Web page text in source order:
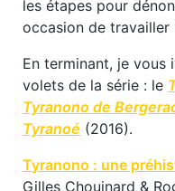
les étapes pour
occasion de travailler
En terminant, je vous
volets de la série : le
Tyranono de
Tyranoé (2016).
Tyranono : une
Gilles Chouinard &